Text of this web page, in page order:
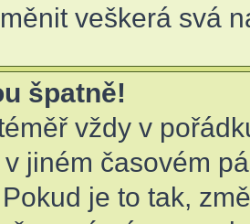
veškerá svá
špatně!
vždy v
jiném časovém
je to tak,